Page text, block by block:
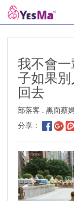
我不會
子如果
回去
部落客 . 黑面蔡
分享：